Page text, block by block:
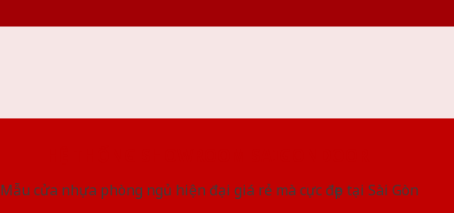
Mẫu cửa nhựa phòng ngủ hiện đại giá rẻ mà cực đẹp tại Sài Gòn